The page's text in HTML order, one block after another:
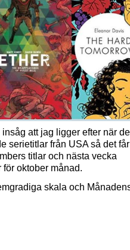
att jag ligger efter när
serietitlar från USA så det
titlar och nästa vecka
oktober månad.
skala och